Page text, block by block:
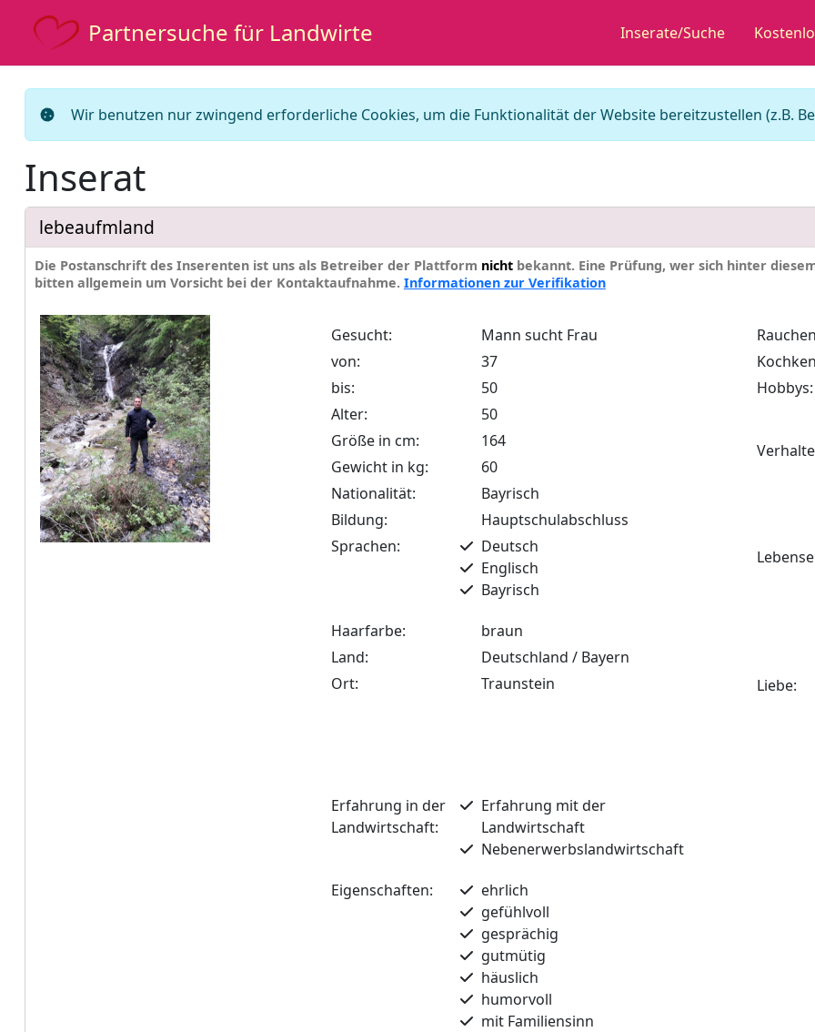
Partnersuche für Landwirte Inserate/Suche
Wir benutzen nur zwingend erforderliche Cookies, um die Funktionalität der Website bereitzustellen (z.B.
Inserat
lebeaufmland
Die Postanschrift des Inserenten ist uns als Betreiber der Plattform nichtbekannt. Eine Prüfung, wer sich hinter
bitten allgemein um Vorsicht bei der Kontaktaufnahme. Informationen zur Verifikation
Gesucht:
Mann sucht Frau
von:
37
bis:
50
Alter:
50
Größe in cm:
164
Gewicht in kg:
60
Nationalität:
Bayrisch
Bildung:
Hauptschulabschluss
Sprachen:
Deutsch
Englisch
Bayrisch
Haarfarbe:
braun
Land:
Deutschland / Bayern
Ort:
Traunstein
Hobbys:
Liebe:
Erfahrung in der
Landwirtschaft:
Erfahrung mit der
Landwirtschaft
Nebenerwerbslandwirtschaft
Eigenschaften:
ehrlich
gefühlvoll
gesprächig
gutmütig
häuslich
humorvoll
mit Familiensinn